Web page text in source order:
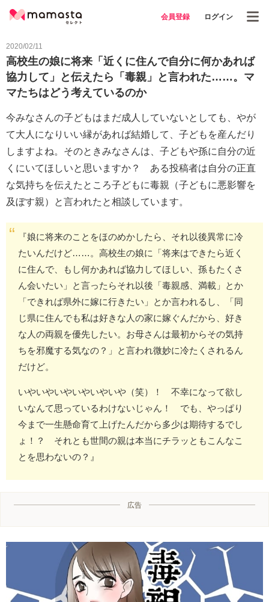
会員登録 ログイン
2020/02/11
高校生の娘に将来「近くに住んで自分に何かあれば
協力して」と伝えたら「毒親」と言われた……。マ
マたちはどう考えているのか
今みなさんの子どもはまだ成人していないとしても、やが
て大人になりいい縁があれば結婚して、子どもを産んだり
しますよね。そのときみなさんは、子どもや孫に自分の近
くにいてほしいと思いますか？ ある投稿者は自分の正直
な気持ちを伝えたところ子どもに毒親（子どもに悪影響を
及ぼす親）と言われたと相談しています。
『娘に将来のことをほのめかしたら、それ以後異常に冷
たいんだけど……。高校生の娘に「将来はできたら近く
に住んで、もし何かあれば協力してほしい、孫もたくさ
ん会いたい」と言ったらそれ以後「毒親感、満載」とか
「できれば県外に嫁に行きたい」とか言われるし、「同
じ県に住んでも私は好きな人の家に嫁ぐんだから、好き
な人の両親を優先したい。お母さんは最初からその気持
ちを邪魔する気なの？」と言われ微妙に冷たくされるん
だけど。
いやいやいやいやいやいや（笑）！ 不幸になって欲し
いなんて思っているわけないじゃん！ でも、やっぱり
今まで一生懸命育て上げたんだから多少は期待するでし
ょ！？ それとも世間の親は本当にチラッともこんなこ
とを思わないの？』
広告